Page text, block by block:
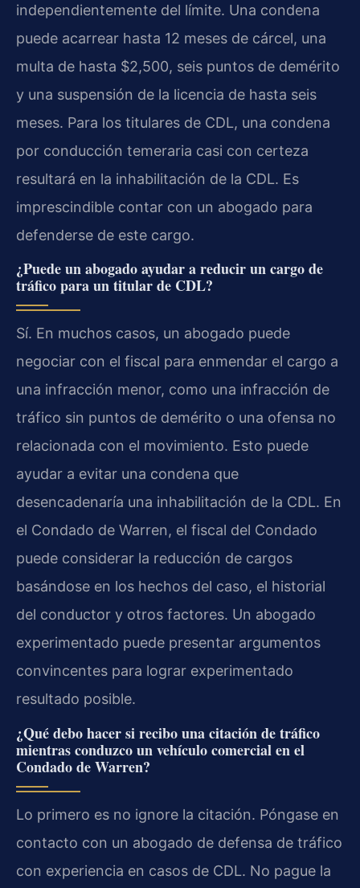
independientemente del límite. Una condena
puede acarrear hasta 12 meses de cárcel, una
multa de hasta $2,500, seis puntos de demérito
y una suspensión de la licencia de hasta seis
meses. Para los titulares de CDL, una condena
por conducción temeraria casi con certeza
resultará en la inhabilitación de la CDL. Es
imprescindible contar con un abogado para
defenderse de este cargo.
¿Puede un abogado ayudar a reducir un cargo de
tráfico para un titular de CDL?
Sí. En muchos casos, un abogado puede
negociar con el fiscal para enmendar el cargo a
una infracción menor, como una infracción de
tráfico sin puntos de demérito o una ofensa no
relacionada con el movimiento. Esto puede
ayudar a evitar una condena que
desencadenaría una inhabilitación de la CDL. En
el Condado de Warren, el fiscal del Condado
puede considerar la reducción de cargos
basándose en los hechos del caso, el historial
del conductor y otros factores. Un abogado
experimentado puede presentar argumentos
convincentes para lograr experimentado
resultado posible.
¿Qué debo hacer si recibo una citación de tráfico
mientras conduzco un vehículo comercial en el
Condado de Warren?
Lo primero es no ignore la citación. Póngase en
contacto con un abogado de defensa de tráfico
con experiencia en casos de CDL. No pague la